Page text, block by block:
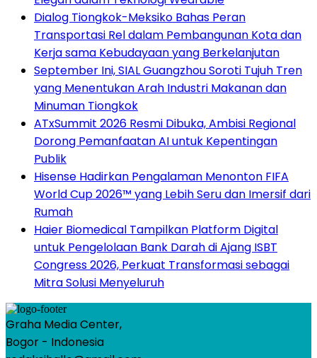
Dialog Tiongkok-Meksiko Bahas Peran
Transportasi Rel dalam Pembangunan Kota dan
Kerja sama Kebudayaan yang Berkelanjutan
September Ini, SIAL Guangzhou Soroti Tujuh Tren
yang Menentukan Arah Industri Makanan dan
Minuman Tiongkok
ATxSummit 2026 Resmi Dibuka, Ambisi Regional
Dorong Pemanfaatan AI untuk Kepentingan
Publik
Hisense Hadirkan Pengalaman Menonton FIFA
World Cup 2026™ yang Lebih Seru dan Imersif dari
Rumah
Haier Biomedical Tampilkan Platform Digital
untuk Pengelolaan Bank Darah di Ajang ISBT
Congress 2026, Perkuat Transformasi sebagai
Mitra Solusi Menyeluruh
Graha Media Center,
Bogor - Indonesia